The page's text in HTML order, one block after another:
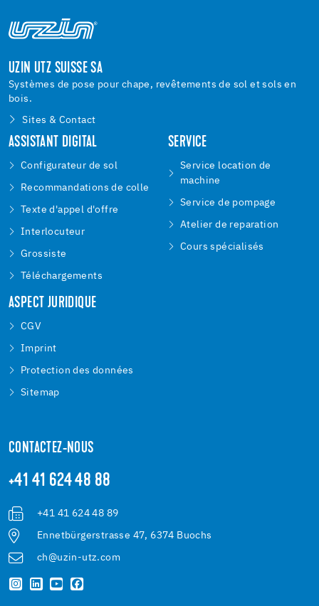
UZIN UTZ SUISSE SA
Systèmes de pose pour chape, revêtements de sol et sols en
bois.
Sites & Contact
ASSISTANT DIGITAL
Configurateur de sol
Recommandations de colle
Texte d'appel d'offre
Interlocuteur
Grossiste
Téléchargements
SERVICE
Service location de
machine
Service de pompage
Atelier de reparation
Cours spécialisés
ASPECT JURIDIQUE
CGV
Imprint
Protection des données
Sitemap
CONTACTEZ-NOUS
+41 41 624 48 88
+41 41 624 48 89
Ennetbürgerstrasse 47, 6374 Buochs
ch@uzin-utz.com